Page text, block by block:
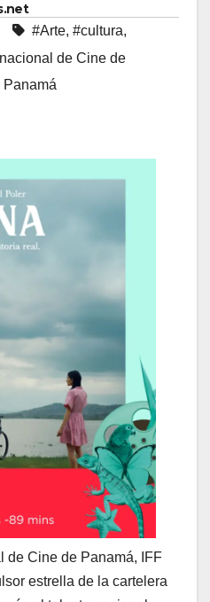
#Arte, #cultura,
de Cine de
Panamá
de Cine de Panamá, IFF
estrella de la cartelera